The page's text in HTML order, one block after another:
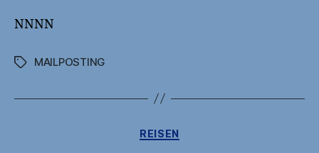
NNNN
Schlagwörter
MAILPOSTING
Kategorien
REISEN